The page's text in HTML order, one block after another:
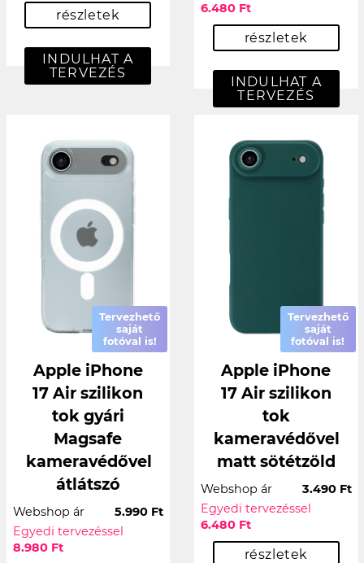
részletek
INDULHAT A
TERVEZÉS
6.480 Ft
részletek
INDULHAT A
TERVEZÉS
Tervezhető
saját
fotóval is!
Apple iPhone
17 Air szilikon
tok gyári
Magsafe
kameravédővel
átlátszó
Webshop ár
5.990 Ft
Egyedi tervezéssel
8.980 Ft
Tervezhető
saját
fotóval is!
Apple iPhone
17 Air szilikon
tok
kameravédővel
matt sötétzöld
Webshop ár
3.490 Ft
Egyedi tervezéssel
6.480 Ft
részletek